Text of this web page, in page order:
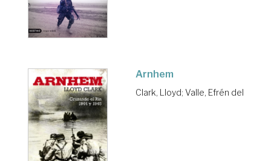
Arnhem
Clark, Lloyd; Valle, Efrén del